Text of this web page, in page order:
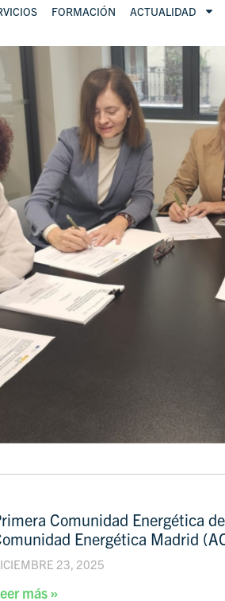
FORMACIÓN ACTUALIDAD
Comunidad Energética
Energética Madrid
23, 2025
más »